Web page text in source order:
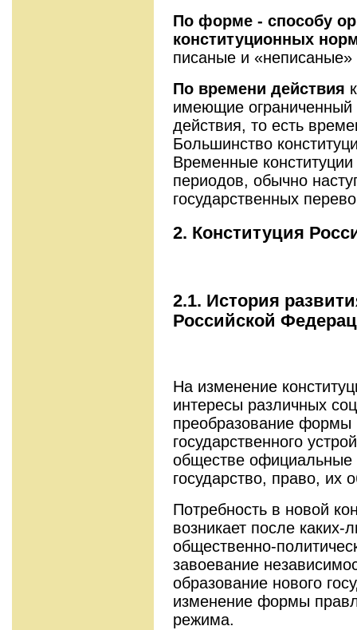
По форме - способу
конституционных
писаные и
По времени действия
имеющие ограниченный
действия, то есть
Большинство
Временные
периодов, обычно
государственных
2. Конституция
2.1. История
Российской Ф
На изменение
интересы различных
преобразование формы
государственного
обществе официальные
государство, право, их
Потребность в новой
возникает после
общественно-
завоевание
образование нового
изменение формы
режима.